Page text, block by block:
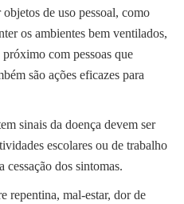
de uso pessoal, como
os ambientes bem ventilados,
com pessoas que
são ações eficazes para
sinais da doença devem ser
escolares ou de trabalho
cessação dos sintomas.
repentina, mal-estar, dor de